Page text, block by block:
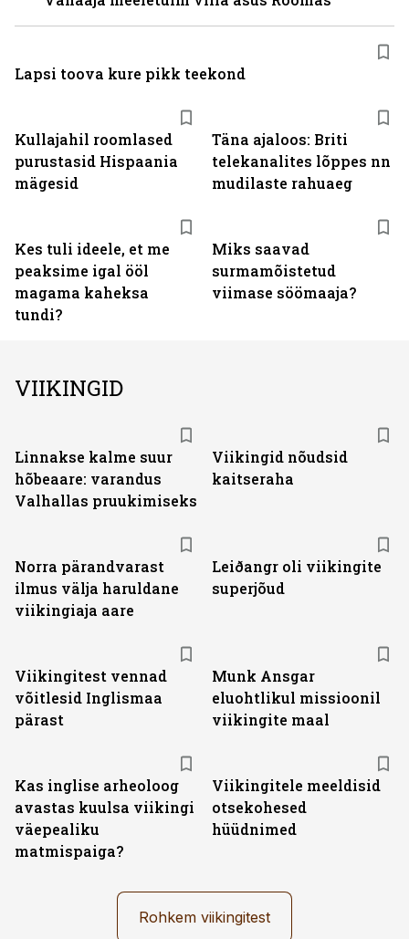
Kullajahil roomlased
purustasid Hispaania
mägesid
Täna ajaloos: Briti
telekanalites lõppes nn
mudilaste rahuaeg
Kes tuli ideele, et me
peaksime igal ööl
magama kaheksa
tundi?
Miks saavad
surmamõistetud
viimase söömaaja?
Lapsi toova kure pikk teekond
VIIKINGID
Linnakse kalme suur
hõbeaare: varandus
Valhallas pruukimiseks
Viikingid nõudsid
kaitseraha
Norra pärandvarast
ilmus välja haruldane
viikingiaja aare
Leiðangr oli viikingite
superjõud
Viikingitest vennad
võitlesid Inglismaa
pärast
Munk Ansgar
eluohtlikul missioonil
viikingite maal
Kas inglise arheoloog
avastas kuulsa viikingi
väepealiku
matmispaiga?
Viikingitele meeldisid
otsekohesed
hüüdnimed
Rohkem viikingitest